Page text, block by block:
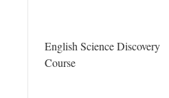
English Science Discovery
Course